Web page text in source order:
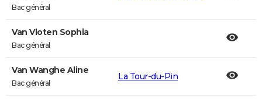
Bac général
Van Vloten Sophia
Bac général
Van Wanghe Aline
Bac général
La Tour-du-Pin